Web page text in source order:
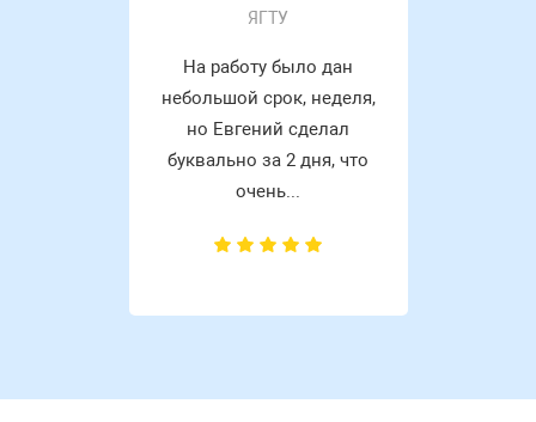
ЯГТУ
На работу было дан
небольшой срок, неделя,
но Евгений сделал
буквально за 2 дня, что
очень...